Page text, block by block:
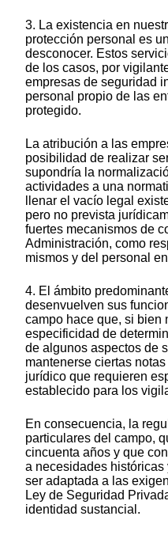
3. La existencia en
protección personal es
desconocer. Estos
de los casos, por
empresas de seguridad
personal propio de las
protegido.
La atribución a las
posibilidad de realizar
supondría la
actividades a una
llenar el vacío legal
pero no prevista
fuertes mecanismos de
Administración, como
mismos y del personal
4. El ámbito
desenvuelven sus
campo hace que, si bien
especificidad de
de algunos aspectos de
mantenerse ciertas
jurídico que requieren
establecido para los
En consecuencia, la
particulares del campo,
cincuenta años y que
a necesidades
ser adaptada a las
Ley de Seguridad
identidad sustancial.